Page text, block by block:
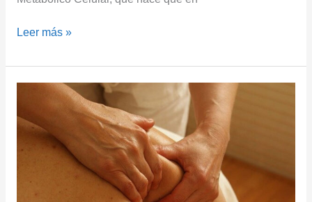
Leer más »
manos
¿por
cuello?